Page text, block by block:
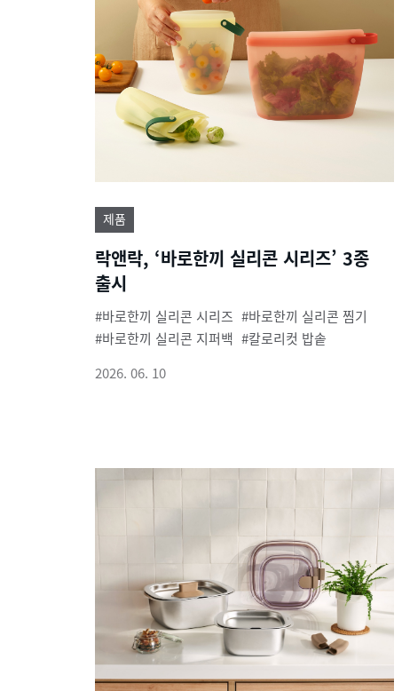
제품
락앤락, ‘바로한끼 실리콘 시리즈’ 3종
출시
바로한끼 실리콘 시리즈
바로한끼 실리콘 찜기
바로한끼 실리콘 지퍼백
칼로리컷 밥솥
2026. 06. 10